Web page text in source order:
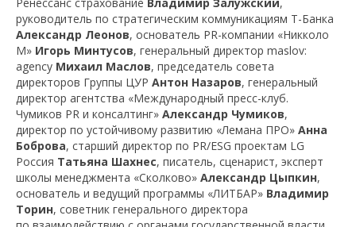
руководитель по стратегическим коммуникациям Т-Банка
Александр Леонов, основатель PR-компании «Никколо
М» Игорь Минтусов, генеральный директор maslov:
agency Михаил Маслов, председатель совета
директоров Группы ЦУР Антон Назаров, генеральный
директор агентства «Международный пресс-клуб.
Чумиков PR и консалтинг» Александр Чумиков,
директор по устойчивому развитию «Лемана ПРО» Анна
Боброва, старший директор по PR/ESG проектам LG
Россия Татьяна Шахнес, писатель, сценарист, эксперт
школы менеджмента «Сколково» Александр Цыпкин,
основатель и ведущий программы «ЛИТБАР» Владимир
Торин, советник генерального директора